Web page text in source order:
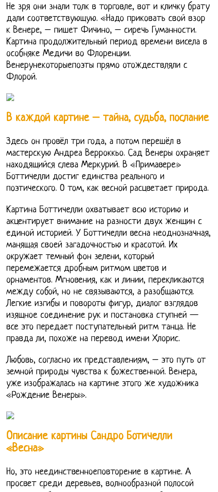
Не зря они знали толк в торговле, вот и кличку брату
дали соответствующую. «Надо приковать свой взор
к Венере, – пишет Фичино, – сиречь Гуманности.
Картина продолжительный период времени висела в
особняке Медичи во Флоренции.
Венерунекоторыепоэты прямо отождествляли с
Флорой.
В каждой картине – тайна, судьба, послание
Здесь он провёл три года, а потом перешёл в
мастерскую Андреа Верроккьо. Сад Венеры охраняет
находящийся слева Меркурий. В «Примавере»
Боттичелли достиг единства реального и
поэтического. О том, как весной расцветает природа.
Картина Боттичелли охватывает всю историю и
акцентирует внимание на разности двух женщин с
единой историей. У Боттичелли весна неоднозначная,
манящая своей загадочностью и красотой. Их
окружает темный фон зелени, который
перемежается дробным ритмом цветов и
орнаментов. Мгновения, как и линии, перекликаются
между собой, но не связываются, а разобщаются.
Легкие изгибы и повороты фигур, диалог взглядов
изящное соединение рук и постановка ступней —
все это передает поступательный ритм танца. Не
правда ли, похоже на перевод имени Хлорис.
Любовь, согласно их представлениям, – это путь от
земной природы чувства к божественной. Венера,
уже изображалась на картине этого же художника
«Рождение Венеры».
Описание картины Сандро Ботичелли
«Весна»
Но, это неединственноеповторение в картине. А
просвет среди деревьев, волнообразной полосой